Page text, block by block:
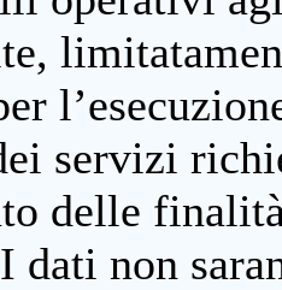
servizi
delle
dati non